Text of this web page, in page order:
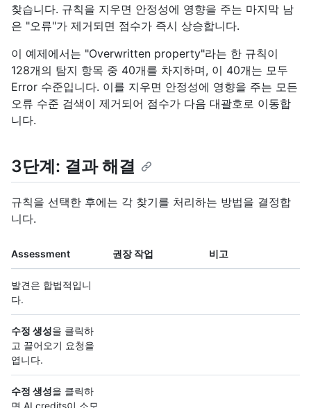
찾습니다. 규칙을 지우면 안정성에 영향을 주는 마지막 남
은 "오류"가 제거되면 점수가 즉시 상승합니다.
이 예제에서는 "Overwritten property"라는 한 규칙이
128개의 탐지 항목 중 40개를 차지하며, 이 40개는 모두
Error 수준입니다. 이를 지우면 안정성에 영향을 주는 모든
오류 수준 검색이 제거되어 점수가 다음 대괄호로 이동합
니다.
3단계: 결과 해결
규칙을 선택한 후에는 각 찾기를 처리하는 방법을 결정합
니다.
Assessment 권장 작업 비고
발견은 합법적입니
다.
수정 생성을 클릭하
고 끌어오기 요청을
엽니다.
수정 생성을 클릭하
면 AI credits이 소모